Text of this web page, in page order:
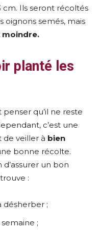
cm. Ils seront récoltés
semés, mais
moindre.
planté les
qu’il ne reste
c’est une
de veiller à bien
bonne récolte.
un bon
:
désherber ;
;